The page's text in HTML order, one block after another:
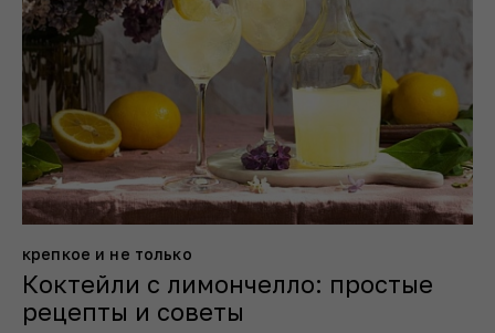
крепкое и не только
Коктейли с лимончелло: простые
рецепты и советы